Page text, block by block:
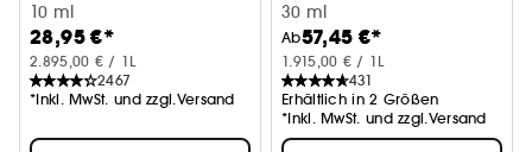
10 ml
28,95 €*
2.895,00 € / 1L
2467
*Inkl. MwSt. und zzgl.Versand
Eau de Toilette
30 ml
Ab57,45 €*
1.915,00 € / 1L
431
Erhältlich in 2 Größen
*Inkl. MwSt. und zzgl.Versand